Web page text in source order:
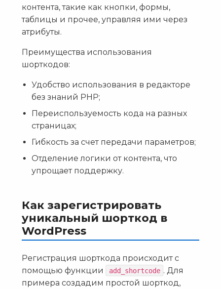
контента, такие как кнопки, формы,
таблицы и прочее, управляя ими через
атрибуты.
Преимущества использования
шорткодов:
Удобство использования в редакторе
без знаний PHP;
Переиспользуемость кода на разных
страницах;
Гибкость за счет передачи параметров;
Отделение логики от контента, что
упрощает поддержку.
Как зарегистрировать
уникальный шорткод в
WordPress
Регистрация шорткода происходит с
помощью функции
add_shortcode . Для
примера создадим простой шорткод,